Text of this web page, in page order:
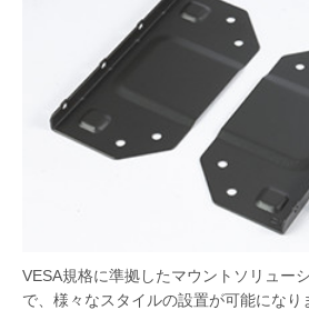
VESA規格に準拠したマウントソリュー
で、様々なスタイルの設置が可能になり